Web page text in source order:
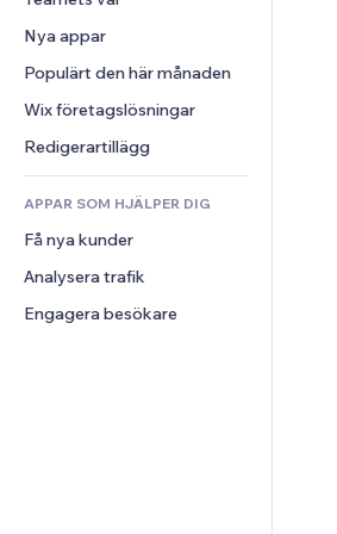
Lagerlösningar
Dropshipping
Priser och abonnemang
Crowdfunding
Mat och dryck
PDF
Fildelning
Nyheter
Sidmallar
Bildeffekter
Knappar och menyer
Banners och märken
Kalkylatorer
Sök
Väder
Diagram och tabeller
Undersökningar
Chatt
Kommentarer
Telefon
Community
Omdömen och recensioner
CRM
Nya appar
Populärt den här månaden
Wix företagslösningar
Redigerartillägg
APPAR SOM HJÄLPER DIG
Få nya kunder
Analysera trafik
Engagera besökare